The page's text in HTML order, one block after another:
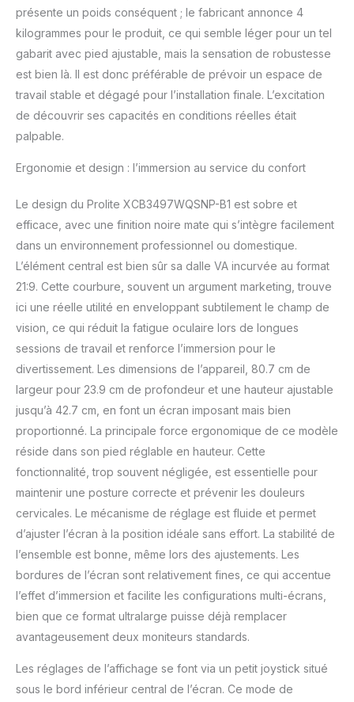
envoyé au moniteur.
Avec des ports USB
supplémentaires, votre
souris, votre clavier ou
votre webcam peuvent
également être
connectés au moniteur.
ordinateur portable* à la
du moniteur. *Les
fonctions varient en
fonction de la prise en
charge USB-C de votre
ordinateur portable. La
résolution UWQHD (Ultra
Wide QHD) offre une
zone de visualisation
ultra large (21:9). Avoir un
moniteur avec un
commutateur KVM vous
permet de partager les
USB à votre moniteur
avec deux PC différents.
Il suffit de changer
l'entrée du signal dans le
et votre clavier, souris et
webcam passeront de
votre ordinateur portable
de travail à votre PC de
jeu. Un support réglable
en hauteur vous permet
de définir la position
parfaite de l'écran
assurant une posture
confort de visualisation
optimal, ce qui profite
présente un poids conséquent ; le fabricant annonce 4
kilogrammes pour le produit, ce qui semble léger pour un tel
gabarit avec pied ajustable, mais la sensation de robustesse
est bien là. Il est donc préférable de prévoir un espace de
travail stable et dégagé pour l’installation finale. L’excitation
de découvrir ses capacités en conditions réelles était
palpable.
Ergonomie et design : l’immersion au service du confort
Le design du Prolite XCB3497WQSNP-B1 est sobre et
efficace, avec une finition noire mate qui s’intègre facilement
dans un environnement professionnel ou domestique.
L’élément central est bien sûr sa dalle VA incurvée au format
21:9. Cette courbure, souvent un argument marketing, trouve
ici une réelle utilité en enveloppant subtilement le champ de
vision, ce qui réduit la fatigue oculaire lors de longues
sessions de travail et renforce l’immersion pour le
divertissement. Les dimensions de l’appareil, 80.7 cm de
largeur pour 23.9 cm de profondeur et une hauteur ajustable
jusqu’à 42.7 cm, en font un écran imposant mais bien
proportionné. La principale force ergonomique de ce modèle
réside dans son pied réglable en hauteur. Cette
fonctionnalité, trop souvent négligée, est essentielle pour
maintenir une posture correcte et prévenir les douleurs
cervicales. Le mécanisme de réglage est fluide et permet
d’ajuster l’écran à la position idéale sans effort. La stabilité de
l’ensemble est bonne, même lors des ajustements. Les
bordures de l’écran sont relativement fines, ce qui accentue
l’effet d’immersion et facilite les configurations multi-écrans,
bien que ce format ultralarge puisse déjà remplacer
avantageusement deux moniteurs standards.
Les réglages de l’affichage se font via un petit joystick situé
sous le bord inférieur central de l’écran. Ce mode de